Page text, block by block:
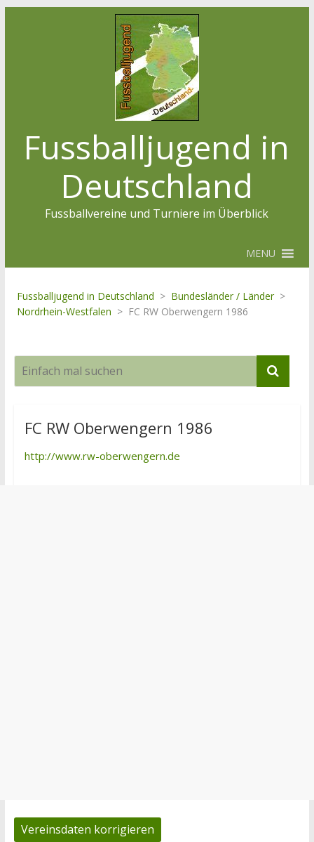
Fussballjugend in
Deutschland
Fussballvereine und Turniere im Überblick
MENU
Fussballjugend in Deutschland > Bundesländer / Länder >
Nordrhein-Westfalen > FC RW Oberwengern 1986
FC RW Oberwengern 1986
http://www.rw-oberwengern.de
Vereinsdaten korrigieren